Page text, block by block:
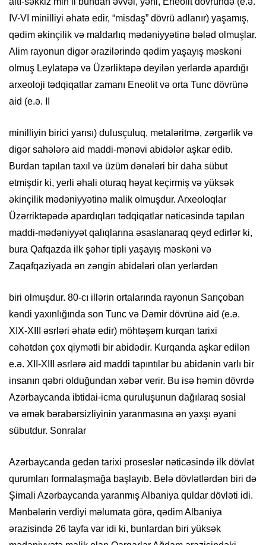
IV-VI minilliyi əhatə edir, “misdaş” dövrü adlanır) yaşamış,
qədim əkinçilik və maldarlıq mədəniyyətinə bələd olmuşlar.
Alim rayonun digər ərazilərində qədim yaşayış məskəni
olmuş Leylatəpə və Üzərliktəpə deyilən yerlərdə apardığı
arxeoloji tədqiqatlar zamanı Eneolit və orta Tunc dövrünə
aid (e.ə. II
minilliyin birici yarısı) dulusçuluq, metaləritmə, zərgərlik və
digər sahələrə aid maddi-mənəvi abidələr aşkar edib.
Burdan tapılan taxıl və üzüm dənələri bir daha sübut
etmişdir ki, yerli əhali oturaq həyat keçirmiş və yüksək
əkinçilik mədəniyyətinə malik olmuşdur. Arxeoloqlar
Üzərriktəpədə apardıqları tədqiqatlar nəticəsində tapılan
maddi-mədəniyyət qalıqlarına əsaslanaraq qeyd edirlər ki,
bura Qafqazda ilk şəhər tipli yaşayış məskəni və
Zaqafqaziyada ən zəngin abidələri olan yerlərdən
biri olmuşdur. 80-cı illərin ortalarında rayonun Sarıçoban
kəndi yaxınlığında son Tunc və Dəmir dövrünə aid (e.ə.
XIX-XIII əsrləri əhatə edir) möhtəşəm kurqan tarixi
cəhətdən çox qiymətli bir abidədir. Kurqanda aşkar edilən
e.ə. XII-XIII əsrlərə aid maddi tapıntılar bu abidənin varlı bir
insanın qəbri olduğundan xəbər verir. Bu isə həmin dövrdə
Azərbaycanda ibtidai-icma quruluşunun dağılaraq sosial
və əmək bərabərsizliyinin yaranmasına ən yaxşı əyani
sübutdur. Sonralar
Azərbaycanda gedən tarixi proseslər nəticəsində ilk dövlət
qurumları formalaşmağa başlayıb. Belə dövlətlərdən biri də
Şimali Azərbaycanda yaranmış Albaniya quldar dövləti idi.
Mənbələrin verdiyi məlumata görə, qədim Albaniya
ərazisində 26 tayfa var idi ki, bunlardan biri yüksək